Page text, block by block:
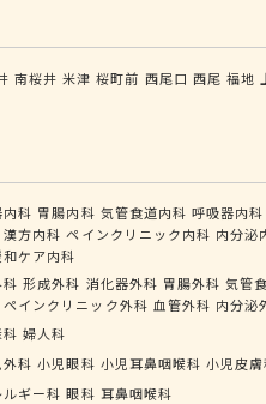
南桜井 米津 桜町前 西尾口 西尾 福地
科 胃腸内科 気管食道内科 呼吸器内科
漢方内科 ペインクリニック内科 内分泌
和ケア内科
形成外科 消化器外科 胃腸外科 気管
ペインクリニック外科 血管外科 内分泌
科 婦人科
科 小児眼科 小児耳鼻咽喉科 小児皮膚
ルギー科 眼科 耳鼻咽喉科